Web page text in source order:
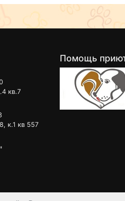
кв.7
к.1 кв 557
Помощь